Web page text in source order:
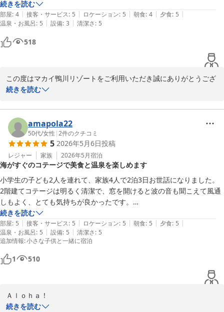
続きを読む
部屋: 4 | 接客・サービス: 5 | ロケーション: 5 | 朝食: 4 | 夕食: 5 |
温泉・お風呂: 5 | 設備: 3 | 清潔さ: 5
518
この度はマカイ鴨川リゾートをご利用いただき誠にありがとうござ
いました。
葉を賜り厚く御礼申し上げます。
是非またお会いできることを従業員一同心よりお待ちしておりま
す。
ＭＡＫＡＩ ＫＡＭＯＧＡＷＡ ＲＥＳＯＲＴ
2026-05-25
続きを読む
amapola22
50代/女性 |2件のクチコミ
5 2026年5月6日投稿
レジャー 家族 2026年5月宿泊
海がすぐのコテージで美食と温泉を楽しめます
小学生の子ども2人を連れて、家族4人で2泊3日お世話になりました。
2階建てコテージは明るく清潔で、窓を開けると波の音も聞こえて風通
しもよく、とても気持ちが良かったです。
私の確認不足で部屋着を忘れたものの、ご主人にご相談したら、作務衣
をご準備くださいました。ありがとうございます。
お食事はどれも温かさやお味がちょうどよく、とても美味しかったで
す。大皿で出てきた金目鯛の煮付けは子どもも美味しい！と喜んでいま
した。
部屋風呂は味気ないかなと内心思っていましたが、好きなタイミングに
1人で温泉を楽しめるって最高なんですね。深い浴槽にゆっくり浸かっ
今度は夏に伺いたいと思います。ありがとうございました。
続きを読む
部屋: 5 | 接客・サービス: 5 | ロケーション: 5 | 朝食: 5 | 夕食: 5 |
温泉・お風呂: 5 | 設備: 5 | 清潔さ: 5
追加情報:小さな子供と一緒に宿泊
1 510
Ａｌｏｈａ！
この度はマカイ鴨川リゾートをご利用いただき誠にありがとうござ
続きを読む